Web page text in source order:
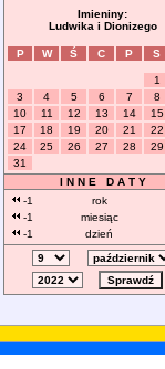
Imieniny:
Ludwika i Dionizego
P W Ś C P S
1
3
4 5 6 7 8
10
11 12 13 14 15
17
18 19 20 21 22
24
25 26 27 28 29
31
I N N E D A T Y
-1
rok
-1
miesiąc
-1
dzień